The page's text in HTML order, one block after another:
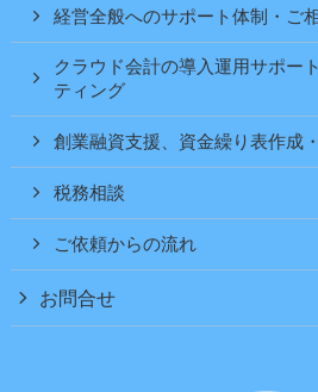
経営全般へのサポート体制・ご
クラウド会計の導入運用サポー
ティング
創業融資支援、資金繰り表作成
税務相談
ご依頼からの流れ
お問合せ